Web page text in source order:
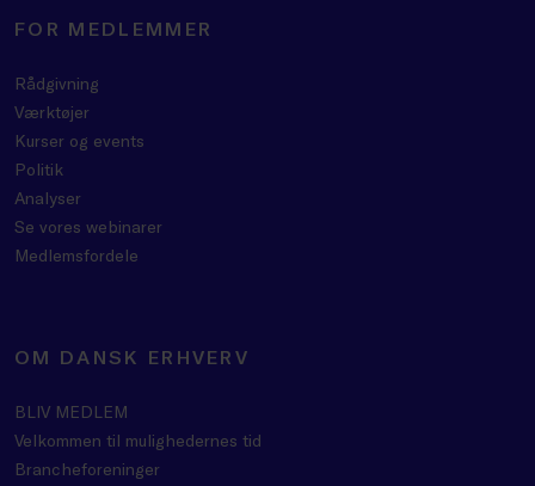
FOR MEDLEMMER
Rådgivning
Værktøjer
Kurser og events
Politik
Analyser
Se vores webinarer
Medlemsfordele
OM DANSK ERHVERV
BLIV MEDLEM
Velkommen til mulighedernes tid
Brancheforeninger